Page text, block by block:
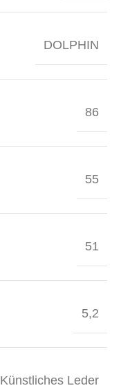
DOLPHIN
86
55
51
5,2
Künstliches Leder